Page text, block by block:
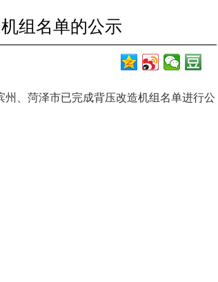
组名单的公示
、菏泽市已完成背压改造机组名单进行公